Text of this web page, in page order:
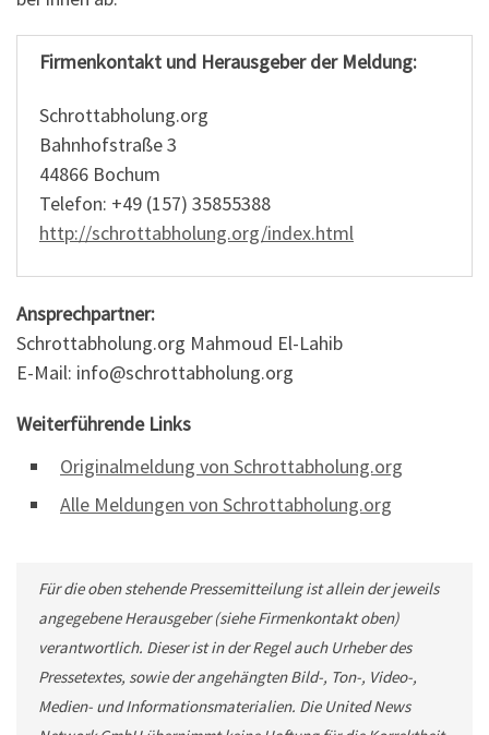
Firmenkontakt und Herausgeber der Meldung:
Schrottabholung.org
Bahnhofstraße 3
44866 Bochum
Telefon: +49 (157) 35855388
http://schrottabholung.org/index.html
Ansprechpartner:
Schrottabholung.org Mahmoud El-Lahib
E-Mail: info@schrottabholung.org
Weiterführende Links
Originalmeldung von Schrottabholung.org
Alle Meldungen von Schrottabholung.org
Für die oben stehende Pressemitteilung ist allein der jeweils
angegebene Herausgeber (siehe Firmenkontakt oben)
verantwortlich. Dieser ist in der Regel auch Urheber des
Pressetextes, sowie der angehängten Bild-, Ton-, Video-,
Medien- und Informationsmaterialien. Die United News